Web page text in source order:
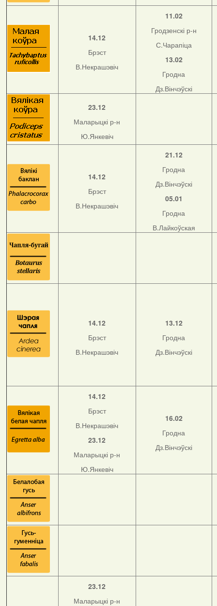
14.12
Брэст
В.Некрашэвіч
11.02
Гродзенскі р-н
С.Чарапіца
13.02
Гродна
Дз.Вінчэўскі
23.12
Маларыцкі р-н
Ю.Янкевіч
14.12
Брэст
В.Некрашэвіч
21.12
Гродна
Дз.Вінчэўскі
05.01
Гродна
В.Лайкоўская
14.12
Брэст
В.Некрашэвіч
13.12
Гродна
Дз.Вінчэўскі
14.12
Брэст
В.Некрашэвіч
23.12
Маларыцкі р-н
Ю.Янкевіч
16.02
Гродна
Дз.Вінчэўскі
23.12
Маларыцкі р-н